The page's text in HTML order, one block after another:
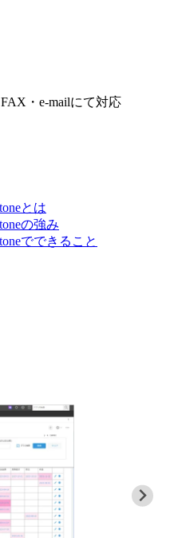
・e-mailにて対応
とは
の強み
でできること